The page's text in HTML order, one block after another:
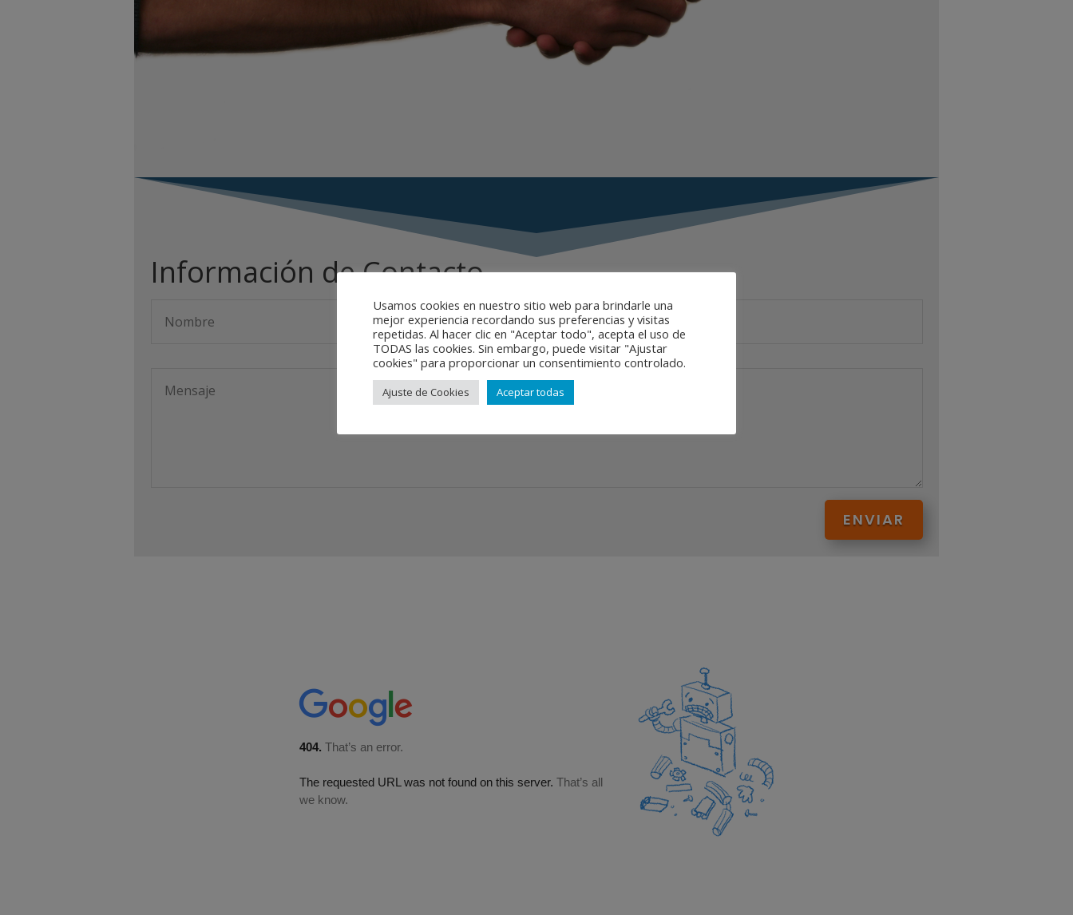
Información de Contacto
ENVIAR
Usamos cookies en nuestro sitio web para brindarle una
mejor experiencia recordando sus preferencias y visitas
repetidas. Al hacer clic en "Aceptar todo", acepta el uso de
TODAS las cookies. Sin embargo, puede visitar "Ajustar
cookies" para proporcionar un consentimiento controlado.
Ajuste de Cookies Aceptar todas